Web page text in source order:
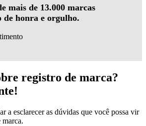
mais de 13.000 marcas
de honra e orgulho.
registro de marca?
a esclarecer as dúvidas que você possa vir
marca.